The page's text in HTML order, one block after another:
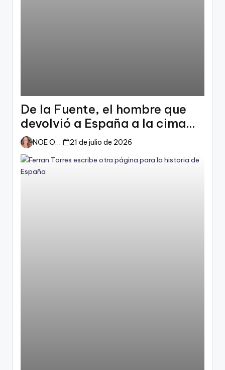
De la Fuente, el hombre que
devolvió a España a la cima
del mundo
NOE ORTIZ 21 de julio de 2026